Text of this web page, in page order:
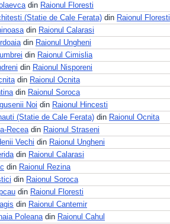
din Raionul Floresti
(Statie de Cale Ferata) din Raionul Floresti
din Raionul Calarasi
din Raionul Ungheni
din Raionul Cimislia
din Raionul Nisporeni
din Raionul Ocnita
din Raionul Soroca
Noi din Raionul Hincesti
(Statie de Cale Ferata) din Raionul Ocnita
Receadin Raionul Straseni
Vechi din Raionul Ungheni
din Raionul Calarasi
din Raionul Rezina
din Raionul Soroca
din Raionul Floresti
din Raionul Cantemir
Poleanadin Raionul Cahul